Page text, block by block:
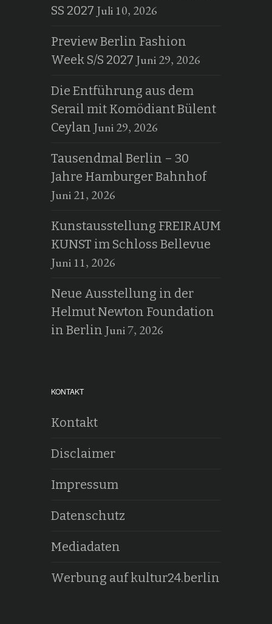
SS 2027 Juli 10, 2026
Preview Berlin Fashion
Week S/S 2027 Juni 29, 2026
Die Entführung aus dem
Serail mit Komödiant Bülent
Ceylan Juni 29, 2026
Tausendmal Berlin – 30
Jahre Hamburger Bahnhof
Juni 21, 2026
Kunstausstellung FREIRAUM
KUNST im Schloss Bellevue
Juni 11, 2026
Neue Ausstellung in der
Helmut Newton Foundation
in Berlin Juni 7, 2026
KONTAKT
Kontakt
Disclaimer
Impressum
Datenschutz
Mediadaten
Werbung auf kultur24.berlin